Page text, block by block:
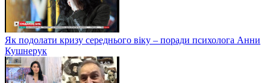
Як подолати кризу середнього віку – поради психолога Анни
Кушнерук